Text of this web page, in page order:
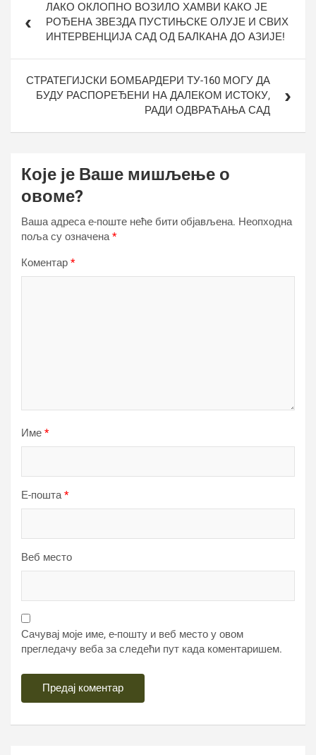
чланкаЛАКО ОКЛОПНО ВОЗИЛО ХАМВИ КАКО ЈЕ
РОЂЕНА ЗВЕЗДА ПУСТИЊСКЕ ОЛУЈЕ И СВИХ
ИНТЕРВЕНЦИЈА САД ОД БАЛКАНА ДО АЗИЈЕ!
СТРАТЕГИЈСКИ БОМБАРДЕРИ ТУ-160 МОГУ ДА
БУДУ РАСПОРЕЂЕНИ НА ДАЛЕКОМ ИСТОКУ,
РАДИ ОДВРАЋАЊА САД
Које је Ваше мишљење о
овоме?
Ваша адреса е-поште неће бити објављена. Неопходна
поља су означена*
Коментар *
Име *
Е-пошта*
Веб место
Сачувај моје име, е-пошту и веб место у овом
прегледачу веба за следећи пут када коментаришем.